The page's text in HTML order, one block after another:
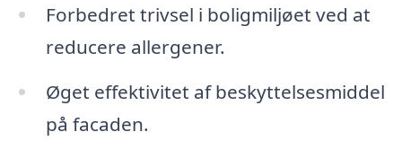
Forbedret trivsel i boligmiljøet ved at
reducere allergener.
Øget effektivitet af beskyttelsesmiddel
på facaden.